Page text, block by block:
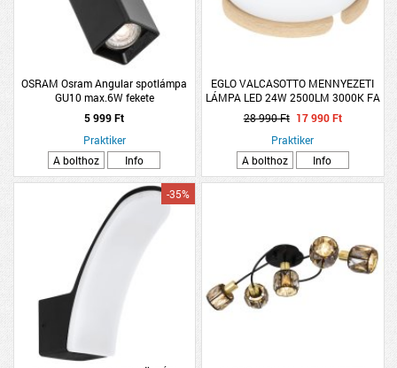
OSRAM Osram Angular spotlámpa
GU10 max.6W fekete
5 999 Ft
Praktiker
A bolthoz
Info
EGLO VALCASOTTO MENNYEZETI
LÁMPA LED 24W 2500LM 3000K FA
MINTÁS
28 990 Ft 17 990 Ft
Praktiker
A bolthoz
Info
-35%